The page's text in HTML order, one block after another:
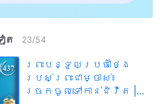
ត​ 23/54
ព្រះបន្ទូលប្រចាំថ្ងៃ
របស់ព្រះជាម្ចាស់៖
ច្រកចូលទៅកាន់ជិវិត |